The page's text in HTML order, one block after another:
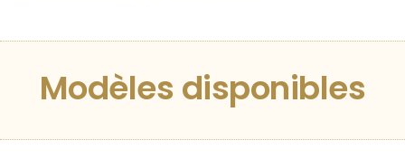
Modèles disponibles